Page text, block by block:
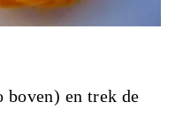
en trek de